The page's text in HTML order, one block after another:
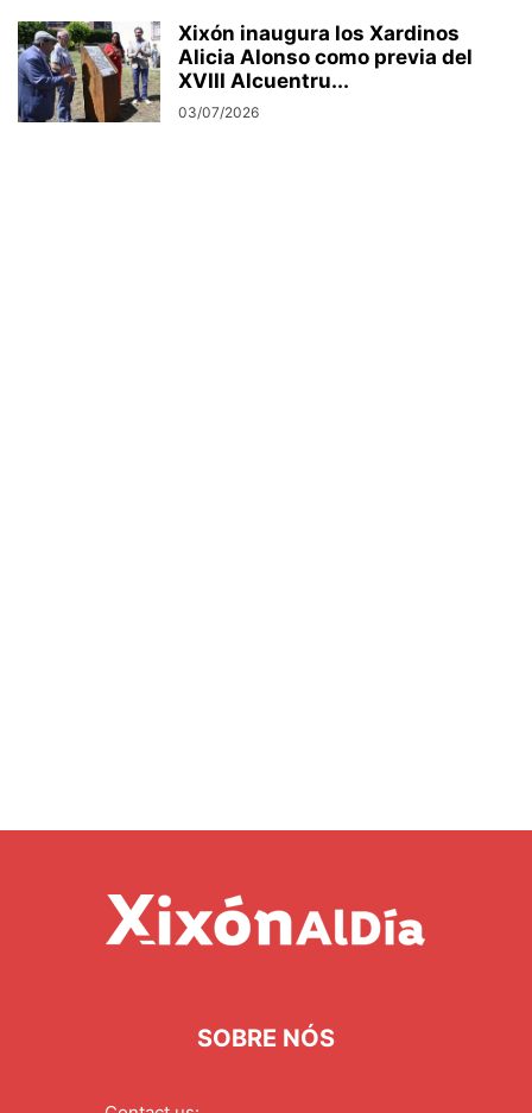
Xixón inaugura los Xardinos
Alicia Alonso como previa del
XVIII Alcuentru...
03/07/2026
SOBRE NÓS